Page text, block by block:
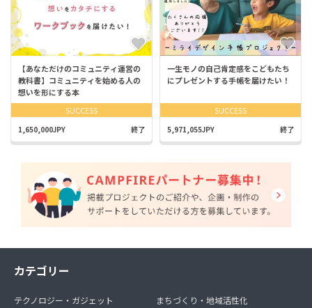
【あなただけのコミュニティ運営の
教科書】コミュニティを始める人の
想いを形にする本
SUCCESS
1,650,000JPY 終了
一生モノの自己肯定感をこどもたち
にプレゼントする手帳を届けたい！
SUCCESS
5,971,055JPY 終了
カテゴリー
テクノロジー・ガジェット
まちづくり・地域活性化